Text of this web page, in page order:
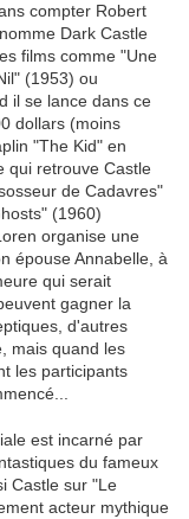
compter Robert
Dark Castle
films comme "Une
(1953) ou
il se lance dans ce
dollars (moins
"The Kid" en
qui retrouve Castle
de Cadavres"
(1960)
organise une
épouse Annabelle, à
qui serait
gagner la
d'autres
mais quand les
les participants
est incarné par
du fameux
Castle sur "Le
acteur mythique